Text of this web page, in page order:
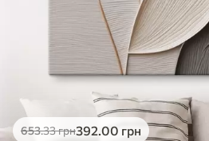
653.33грн392.00 грн